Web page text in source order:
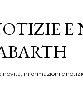
E
informazioni e